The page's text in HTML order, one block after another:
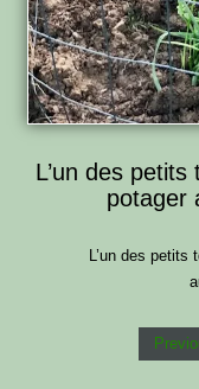
L’un des
potager
L’un des